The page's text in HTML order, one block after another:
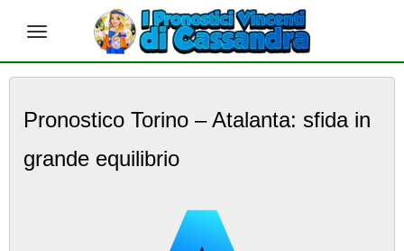
Pronostico Torino – Atalanta: sfida in
grande equilibrio